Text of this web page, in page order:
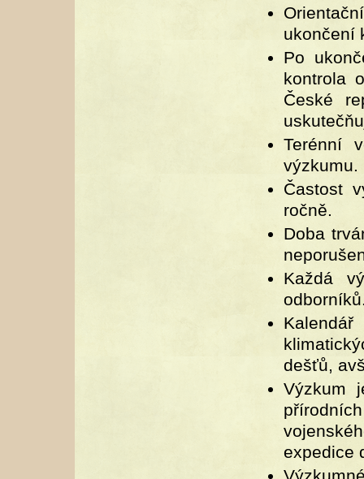
ukončení
Po
kontrola
České
Terénní
výzkumu.
Častost
ročně.
Doba
Každá
dešťů,
Výzkum
expedice